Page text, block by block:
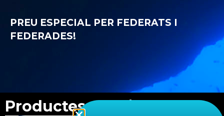
PREU ESPECIAL PER FEDERATS I
FEDERADES!
Productes relacionats